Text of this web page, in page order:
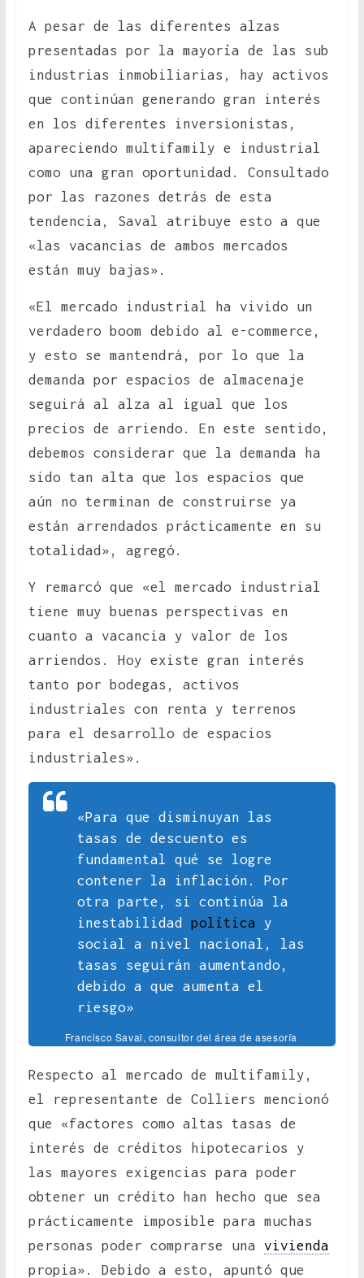
A pesar de las diferentes alzas
presentadas por la mayoría de las sub
industrias inmobiliarias, hay activos
que continúan generando gran interés
en los diferentes inversionistas,
apareciendo multifamily e industrial
como una gran oportunidad. Consultado
por las razones detrás de esta
tendencia, Saval atribuye esto a que
«las vacancias de ambos mercados
están muy bajas».
«El mercado industrial ha vivido un
verdadero boom debido al e-commerce,
y esto se mantendrá, por lo que la
demanda por espacios de almacenaje
seguirá al alza al igual que los
precios de arriendo. En este sentido,
debemos considerar que la demanda ha
sido tan alta que los espacios que
aún no terminan de construirse ya
están arrendados prácticamente en su
totalidad», agregó.
Y remarcó que «el mercado industrial
tiene muy buenas perspectivas en
cuanto a vacancia y valor de los
arriendos. Hoy existe gran interés
tanto por bodegas, activos
industriales con renta y terrenos
para el desarrollo de espacios
industriales».
«Para que disminuyan las
tasas de descuento es
fundamental qué se logre
contener la inflación. Por
otra parte, si continúa la
inestabilidad política y
social a nivel nacional, las
tasas seguirán aumentando,
debido a que aumenta el
riesgo»
Francisco Saval, consultor del área de asesoría
financiera de Colliers
Respecto al mercado de multifamily,
el representante de Colliers mencionó
que «factores como altas tasas de
interés de créditos hipotecarios y
las mayores exigencias para poder
obtener un crédito han hecho que sea
prácticamente imposible para muchas
personas poder comprarse una vivienda
propia». Debido a esto, apuntó que